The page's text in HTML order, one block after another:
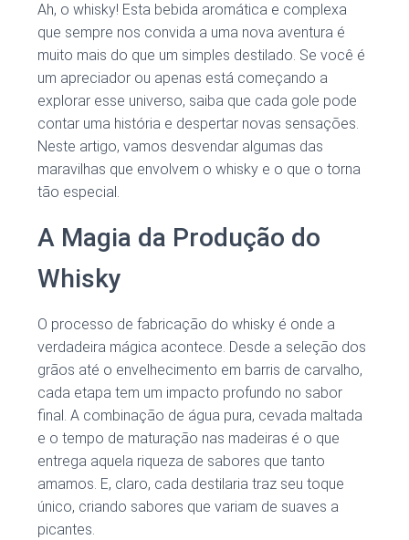
Ah, o whisky! Esta bebida aromática e complexa
que sempre nos convida a uma nova aventura é
muito mais do que um simples destilado. Se você é
um apreciador ou apenas está começando a
explorar esse universo, saiba que cada gole pode
contar uma história e despertar novas sensações.
Neste artigo, vamos desvendar algumas das
maravilhas que envolvem o whisky e o que o torna
tão especial.
A Magia da Produção do
Whisky
O processo de fabricação do whisky é onde a
verdadeira mágica acontece. Desde a seleção dos
grãos até o envelhecimento em barris de carvalho,
cada etapa tem um impacto profundo no sabor
final. A combinação de água pura, cevada maltada
e o tempo de maturação nas madeiras é o que
entrega aquela riqueza de sabores que tanto
amamos. E, claro, cada destilaria traz seu toque
único, criando sabores que variam de suaves a
picantes.